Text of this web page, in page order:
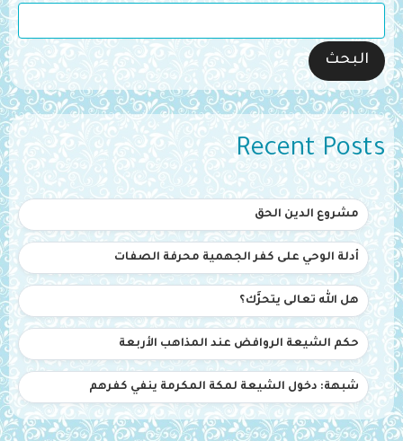
البحث
Recent Posts
مشروع الدين الحق
أدلة الوحي على كفر الجهمية محرفة الصفات
هل الله تعالى يتحرَّك؟
حكم الشيعة الروافض عند المذاهب الأربعة
شبهة: دخول الشيعة لمكة المكرمة ينفي كفرهم